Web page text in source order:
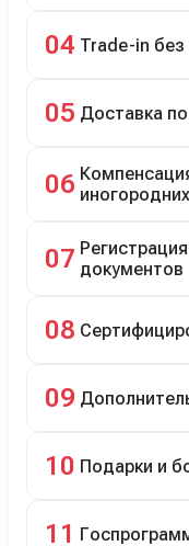
04 Trade-in
05 Доставка
06 иногородних
07 документов
08
технический
09
10 Подарки и
программе
11